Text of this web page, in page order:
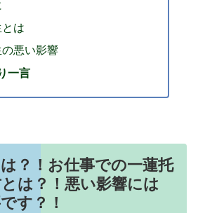
は
悪い影響
一言
？！お仕事での一蓮托
は？！悪い影響には
す？！